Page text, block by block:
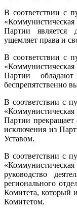
В соответствии с
Партии является
ущемляет права и
В соответствии с
Партии
беспрепятственно
В соответствии с
Партии прекращает
исключения из
Уставом.
В соответствии с
руководство
регионального
Комитета, который
Комитетом.